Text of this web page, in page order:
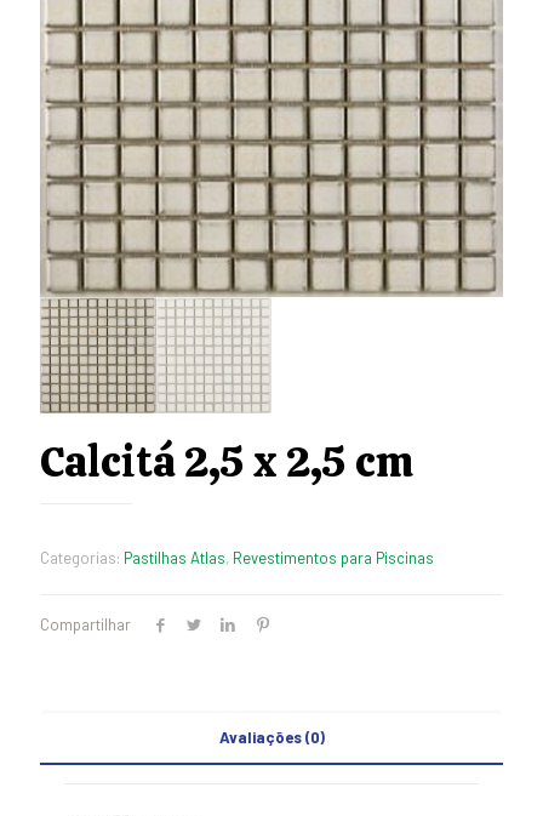
Calcitá 2,5 x 2,5 cm
Categorias: Pastilhas Atlas, Revestimentos para Piscinas
Compartilhar
Avaliações (0)